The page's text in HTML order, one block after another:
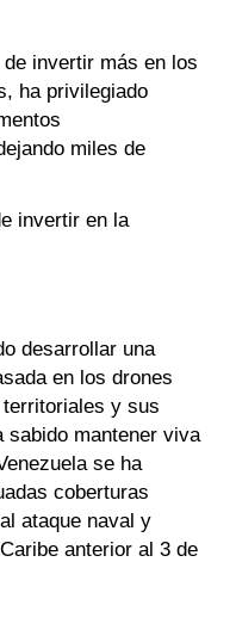
invertir más en los
ha privilegiado
miles de
invertir en la
desarrollar una
en los drones
y sus
mantener viva
se ha
coberturas
ataque naval y
anterior al 3 de